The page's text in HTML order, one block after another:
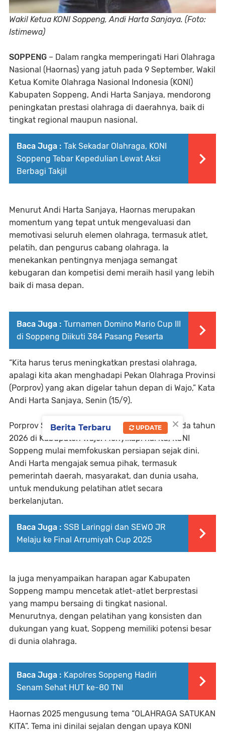
Wakil Ketua KONI Soppeng, Andi Harta Sanjaya. (Foto:
Istimewa)
SOPPENG – Dalam rangka memperingati Hari Olahraga
Nasional (Haornas) yang jatuh pada 9 September, Wakil
Ketua Komite Olahraga Nasional Indonesia (KONI)
Kabupaten Soppeng, Andi Harta Sanjaya, mendorong
peningkatan prestasi olahraga di daerahnya, baik di
tingkat regional maupun nasional.
Baca Juga : Tak Sekadar Olahraga, KONI
Soppeng Tebar Kepedulian Lewat Aksi
Berbagi Takjil
Menurut Andi Harta Sanjaya, Haornas merupakan
momentum yang tepat untuk mengevaluasi dan
memotivasi seluruh elemen olahraga, termasuk atlet,
pelatih, dan pengurus cabang olahraga. Ia
menekankan pentingnya menjaga semangat
kebugaran dan kompetisi demi meraih hasil yang lebih
baik di masa depan.
Baca Juga : Turnamen Domino Mario Cup III
di Soppeng Diikuti 384 Pasang Peserta
“Kita harus terus meningkatkan prestasi olahraga,
apalagi kita akan menghadapi Pekan Olahraga Provinsi
(Porprov) yang akan digelar tahun depan di Wajo,” Kata
Andi Harta Sanjaya, Senin (15/9).
Porprov Sulawesi Selatan diselenggarakan pada tahun
2026 di Kabupaten Wajo. Menyikapi hal itu, KONI
Soppeng mulai memfokuskan persiapan sejak dini.
Andi Harta mengajak semua pihak, termasuk
pemerintah daerah, masyarakat, dan dunia usaha,
untuk mendukung pelatihan atlet secara
berkelanjutan.
Baca Juga : SSB Laringgi dan SEWO JR
Melaju ke Final Arrumiyah Cup 2025
Ia juga menyampaikan harapan agar Kabupaten
Soppeng mampu mencetak atlet-atlet berprestasi
yang mampu bersaing di tingkat nasional.
Menurutnya, dengan pelatihan yang konsisten dan
dukungan yang kuat, Soppeng memiliki potensi besar
di dunia olahraga.
Baca Juga : Kapolres Soppeng Hadiri
Senam Sehat HUT ke-80 TNI
Haornas 2025 mengusung tema “OLAHRAGA SATUKAN
KITA”. Tema ini dinilai sejalan dengan upaya KONI
×
Berita Terbaru UPDATE